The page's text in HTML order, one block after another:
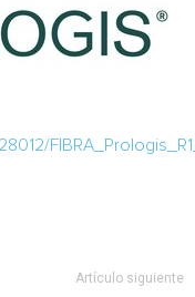
Artículo siguiente